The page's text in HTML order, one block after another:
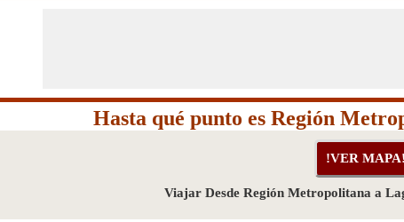
Hasta qué punto es Región
Viajar Desde Región Metropolitana a